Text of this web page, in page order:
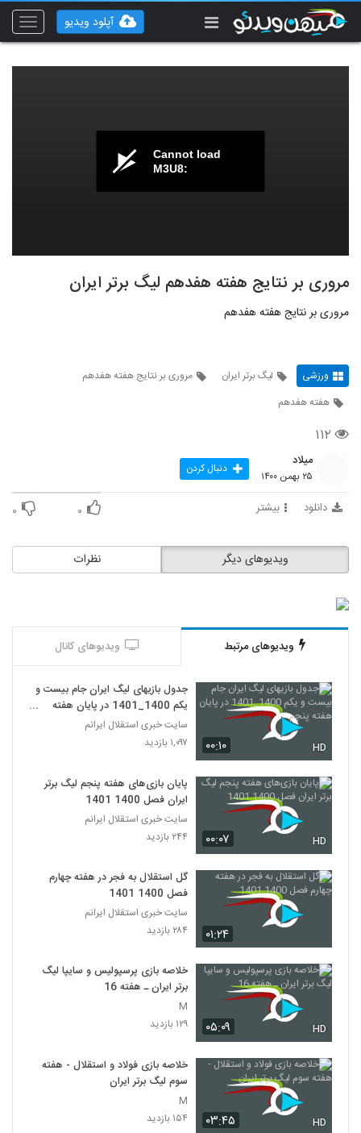
Toggle
آپلود ویدیو
Cannot load
M3U8:
مروری بر نتایج هفته هفدهم لیگ برتر ایران
مروری بر نتایج هفته هفدهم
ورزشی لیگ برتر ایران
مروری بر نتایج هفته هفدهم
هفته هفدهم
۱۱۲
میلاد
۲۵ بهمن ۱۴۰۰ دنبال کردن
دانلود بیشتر ۰ ۰
نظرات ویدیوهای دیگر
ویدیوهای مرتبط ویدیوهای کانال
۰۰:۱۰ HD
جدول بازیهای لیگ ایران جام بیست و
یکم 1400_1401 در پايان هفته
پنجم
سایت خبری استقلال ایرانم
۱,۰۹۷ بازدید
۰۰:۰۷ HD
پایان بازی‌های هفته پنجم لیگ برتر
ایران فصل 1400 1401
سایت خبری استقلال ایرانم
۲۴۴ بازدید
۰۱:۲۴
گل استقلال به فجر در هفته چهارم
فصل 1400 1401
سایت خبری استقلال ایرانم
۲۸۴ بازدید
۰۵:۰۹ HD
خلاصه بازی پرسپولیس و سایپا لیگ
برتر ایران ـ هفته 16
M
۱۲۹ بازدید
۰۳:۴۵ HD
خلاصه بازی فولاد و استقلال - هفته
سوم لیگ برتر ایران
M
۱۵۴ بازدید